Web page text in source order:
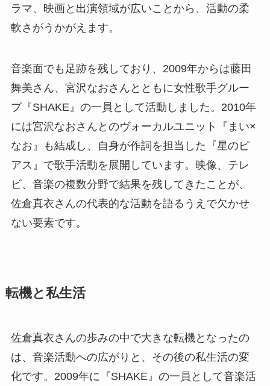
ラマ、映画と出演領域が広いことから、活動の柔
軟さがうかがえます。
音楽面でも足跡を残しており、2009年からは藤田
舞美さん、宮沢なおさんとともに女性歌手グルー
プ『SHAKE』の一員として活動しました。2010年
には宮沢なおさんとのヴォーカルユニット『まい×
なお』も結成し、自身が作詞を担当した『星のピ
アス』で歌手活動を展開しています。映像、テレ
ビ、音楽の複数分野で結果を残してきたことが、
佐倉真衣さんの代表的な活動を語るうえで欠かせ
ない要素です。
転機と私生活
佐倉真衣さんの歩みの中で大きな転機となったの
は、音楽活動への広がりと、その後の私生活の変
化です。2009年に『SHAKE』の一員として音楽活